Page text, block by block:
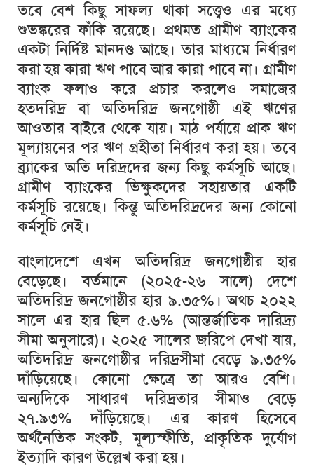
তবে বেশ কিছু সাফল্য থাকা সত্ত্বেও এর মধ্যে
শুভঙ্করের ফাঁকি রয়েছে। প্রথমত গ্রামীণ ব্যাংকের
একটা নির্দিষ্ট মানদণ্ড আছে। তার মাধ্যমে নির্ধারণ
করা হয় কারা ঋণ পাবে আর কারা পাবে না। গ্রামীণ
ব্যাংক
ফলাও করে প্রচার করলেও
সমাজের
হতদরিদ্র
বা অতিদরিদ্র জনগোষ্ঠী এই
ঋণের
আওতার বাইরে থেকে যায়। মাঠ পর্যায়ে প্রাক ঋণ
মূল্যায়নের পর ঋণ গ্রহীতা নির্ধারণ করা হয়। তবে
ব্র্যাকের অতি দরিদ্রদের জন্য কিছু কর্মসূচি আছে।
গ্রামীণ
ব্যাংকের ভিক্ষুকদের সহায়তার
একটি
কর্মসূচি রয়েছে। কিন্তু অতিদরিদ্রদের জন্য কোনো
কর্মসূচি নেই।
বাংলাদেশে
এখন অতিদরিদ্র জনগোষ্ঠীর
হার
বেড়েছে।
বর্তমানে(২০২৫-২৬ সালে) দেশে
অতিদরিদ্র জনগোষ্ঠীর হার ৯.৩৫% । অথচ ২০২২
সালে এর হার ছিল ৫.৬% (আন্তর্জাতিক দারিদ্র্য
সীমা অনুসারে) । ২০২৫ সালের জরিপে দেখা যায়,
অতিদরিদ্র জনগোষ্ঠীর দরিদ্রসীমা বেড়ে ৯.৩৫%
দাঁড়িয়েছে।
কোনো ক্ষেত্রে তা আরও
বেশি।
অন্যদিকে
সাধারণ দরিদ্রতার সীমাও
বেড়ে
২৭.৯৩%দাঁড়িয়েছে। এর কারণ
হিসেবে
অর্থনৈতিক সংকট,মূল্যস্ফীতি, প্রাকৃতিক দুর্যোগ
ইত্যাদি কারণ উল্লেখ করা হয়।